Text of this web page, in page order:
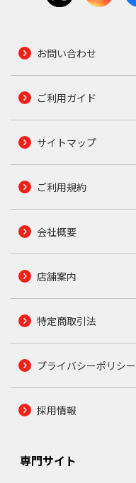
お問い合わせ
ご利用ガイド
サイトマップ
ご利用規約
会社概要
店舗案内
特定商取引法
プライバシーポリシー
採用情報
専門サイト